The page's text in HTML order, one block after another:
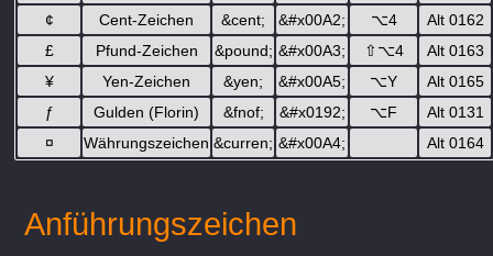
¢
Cent-Zeichen &cent; &#x00A2; ⌥4
Alt 0162
£
Pfund-Zeichen &pound; &#x00A3; ⇧ ⌥4
Alt 0163
¥
Yen-Zeichen &yen; &#x00A5; ⌥Y
Alt 0165
ƒ
Gulden (Florin) &fnof; &#x0192; ⌥F
Alt 0131
¤
Währungszeichen &curren; &#x00A4; Alt 0164
Anführungszeichen